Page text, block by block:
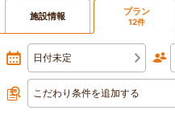
施設情報 プラン
12件
日付未定
こだわり条件を追加する